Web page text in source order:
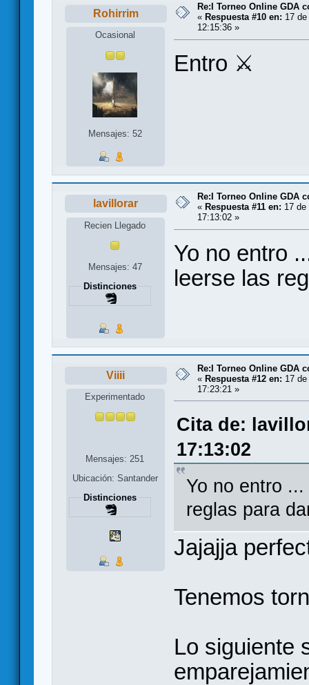
Rohirrim
Ocasional
Mensajes: 52
Re:I Torneo Online GDA
« Respuesta #10 en: 17
12:15:36 »
Entro ⚔️
lavillorar
Recien Llegado
Mensajes: 47
Distinciones
Re:I Torneo Online GDA
« Respuesta #11 en: 17
17:13:02 »
Yo no entro
leerse las
Viiii
Experimentado
Mensajes: 251
Ubicación: Santander
Distinciones
Re:I Torneo Online GDA
« Respuesta #12 en: 17
17:23:21 »
Cita de:
17:13:02
Yo no entro
reglas para
Jajajja
Tenemos
Lo siguiente